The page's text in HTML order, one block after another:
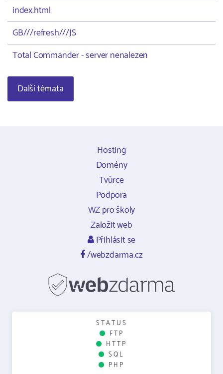
index.html
GB///refresh///JS
Total Commander - server nenalezen
Další témata
Hosting
Domény
Tvůrce
Podpora
WZ pro školy
Založit web
Přihlásit se
/webzdarma.cz
STATUS
FTP
HTTP
SQL
PHP